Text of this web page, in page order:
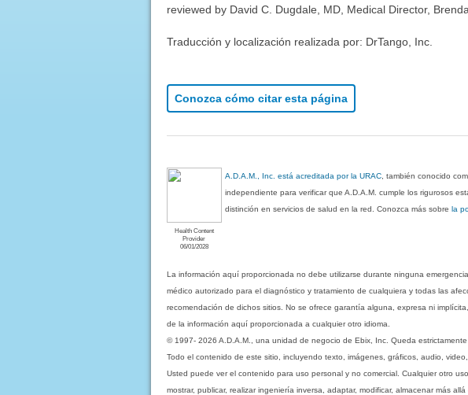
reviewed by David C. Dugdale, MD, Medical Director,
Traducción y localización realizada por: DrTango, Inc.
Conozca cómo citar esta página
Health Content
Provider
06/01/2028
A.D.A.M., Inc. está acreditada por la URAC , también conocido
independiente para verificar que A.D.A.M. cumple los rigurosos
distinción en servicios de salud en la red. Conozca más sobrela
La información aquí proporcionada no debe utilizarse durante ninguna
médico autorizado para el diagnóstico y tratamiento de cualquiera y todas las
recomendación de dichos sitios. No se ofrece garantía alguna, expresa ni
de la información aquí proporcionada a cualquier otro idioma.
© 1997- 2026 A.D.A.M., una unidad de negocio de Ebix, Inc. Queda
Todo el contenido de este sitio, incluyendo texto, imágenes, gráficos, audio,
Usted puede ver el contenido para uso personal y no comercial. Cualquier otro
mostrar, publicar, realizar ingeniería inversa, adaptar, modificar, almacenar más